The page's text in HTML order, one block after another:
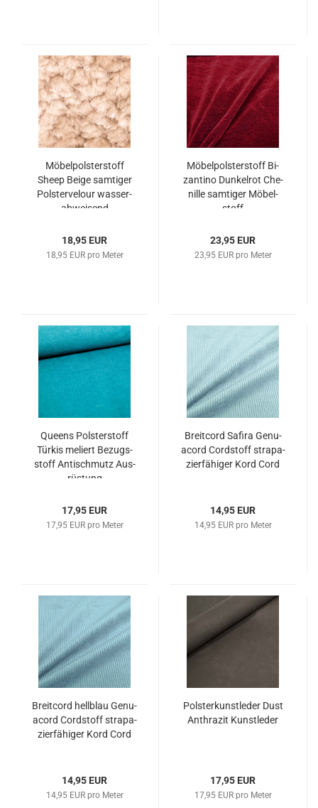
Mö­bel­pols­ter­stoff
Sheep Beige sam­ti­ger
Pols­ter­ve­lour was­ser­
ab­wei­send
18,95 EUR
18,95 EUR pro Meter
Mö­bel­pols­ter­stoff Bi­
zan­ti­no Dun­kel­rot Che­
nil­le sam­ti­ger Mö­bel­
stoff
23,95 EUR
23,95 EUR pro Meter
Queens Pols­ter­stoff
Tür­kis me­liert Be­zugs­
stoff An­tischmutz Aus­
rüs­tung
17,95 EUR
17,95 EUR pro Meter
Breit­cord Sa­fi­ra Ge­nu­
acord Cord­stoff stra­pa­
zier­fä­hi­ger Kord Cord
14,95 EUR
14,95 EUR pro Meter
Breit­cord hell­blau Ge­nu­
acord Cord­stoff stra­pa­
zier­fä­hi­ger Kord Cord
14,95 EUR
14,95 EUR pro Meter
Pols­ter­kunst­le­der Dust
An­thra­zit Kunst­le­der
17,95 EUR
17,95 EUR pro Meter